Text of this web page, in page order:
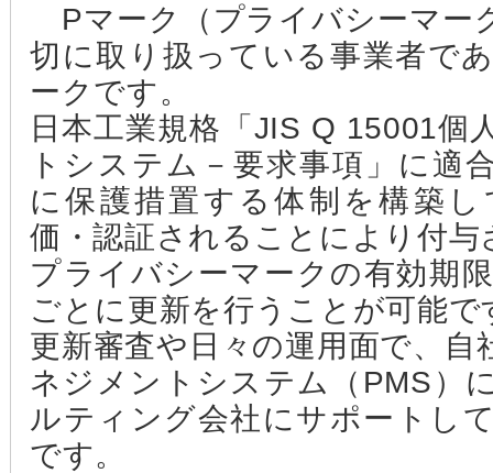
Pマーク（プライバシーマー
切に取り扱っている事業者で
ークです。
日本工業規格「JIS Q 15001個
トシステム－要求事項」に適
に保護措置する体制を構築
価・認証されることにより付与
プライバシーマークの有効期
ごとに更新を行うことが可能で
更新審査や日々の運用面で、自
ネジメントシステム（PMS）
ルティング会社にサポートし
です。